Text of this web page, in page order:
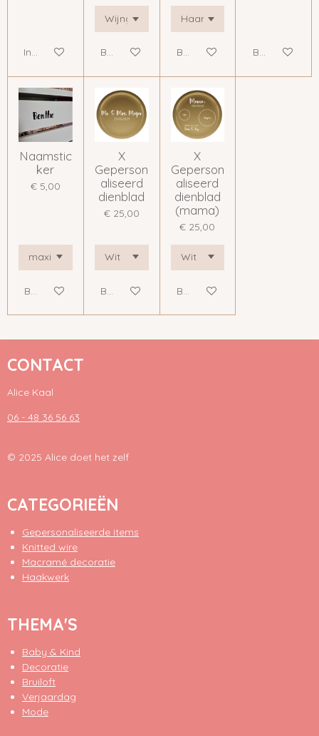
In winkelwagen Bekijk details Bekijk details Bekijk details
Naamstic
ker
€ 5,00
Bekijk details
X
Geperson
aliseerd
dienblad
€ 25,00
Bekijk details
X
Geperson
aliseerd
dienblad
(mama)
€ 25,00
Bekijk details
CONTACT
Alice Kaal
06 - 48 36 56 63
© 2025 Alice doet het zelf
CATEGORIEËN
Gepersonaliseerde items
Knitted wire
Macramé decoratie
Haakwerk
THEMA'S
Baby & Kind
Decoratie
Bruiloft
Verjaardag
Mode